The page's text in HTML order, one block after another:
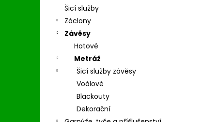
Šicí služby
Záclony
Závěsy
Hotové
Metráž
Šicí služby závěsy
Voálové
Blackouty
Dekorační